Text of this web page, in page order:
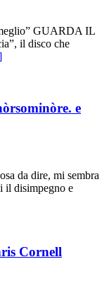
GUARDA IL
il disco che
e
da dire, mi sembra
il disimpegno e
Cornell